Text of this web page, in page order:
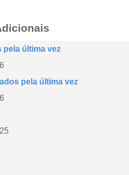
pela última vez
pela última vez